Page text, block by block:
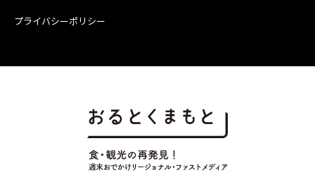
プライバシーポリシー